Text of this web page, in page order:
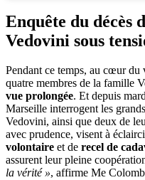
Enquête du
Vedovini sous
Pendant ce temps, au cœur
quatre membres de la famille
vue prolongée. Et depuis
Marseille interrogent les
Vedovini, ainsi que deux de
avec prudence, visent à
volontaire et de recel de
assurent leur pleine
la vérité », affirme Me